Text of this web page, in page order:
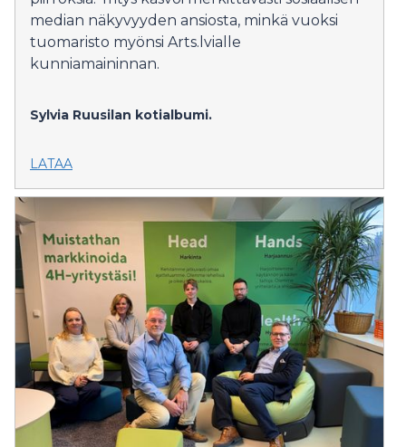
median näkyvyyden ansiosta, minkä vuoksi
tuomaristo myönsi Arts.lvialle
kunniamaininnan.
Sylvia Ruusilan kotialbumi.
LATAA